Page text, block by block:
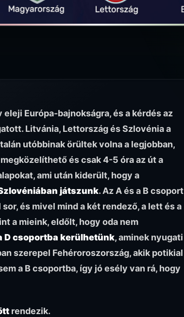
Európa-bajnokságra, és a kérdés az
Litvánia, Lettország és Szlovénia a
utóbbinak örültek volna a legjobban,
és csak 4-5 óra az út a
ami után kiderült, hogy a
játszunk. Az A és a B csoport
és mivel mind a két rendező, a lett és a
a mieink, eldőlt, hogy oda nem
D csoportba kerülhetünk, aminek nyugati
szerepel Fehéroroszország, akik potikial
a B csoportba, így jó esély van rá, hogy
rendezik.